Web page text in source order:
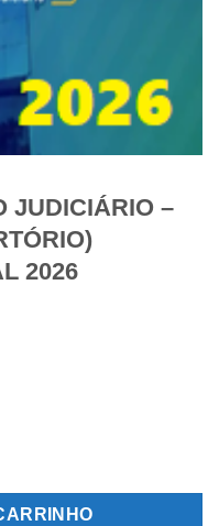
JUDICIÁRIO –
2026
- ESCREVENTE DE